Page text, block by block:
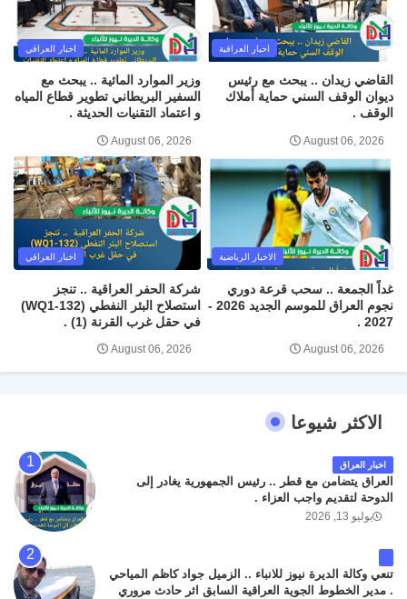
اخبار العراقية
القاضي زيدان .. يبحث مع رئيس
ديوان الوقف السني حماية أملاك
الوقف .
August 06, 2026
اخبار العراقي
وزير الموارد المائية .. يبحث مع
السفير البريطاني تطوير قطاع المياه
و اعتماد التقنيات الحديثة .
August 06, 2026
الاخبار الرياضية
غداً الجمعة .. سحب قرعة دوري
نجوم العراق للموسم الجديد 2026 -
2027 .
August 06, 2026
اخبار العراقي
شركة الحفر العراقية .. تنجز
استصلاح البئر النفطي (WQ1-132)
في حقل غرب القرنة (1) .
August 06, 2026
الاكثر شيوعا
اخبار العراق
العراق يتضامن مع قطر .. رئيس الجمهورية يغادر إلى
الدوحة لتقديم واجب العزاء .
يوليو 13, 2026
تنعي وكالة الديرة نيوز للانباء .. الزميل جواد كاظم المياحي
. مدير الخطوط الجوية العراقية السابق اثر حادث مروري